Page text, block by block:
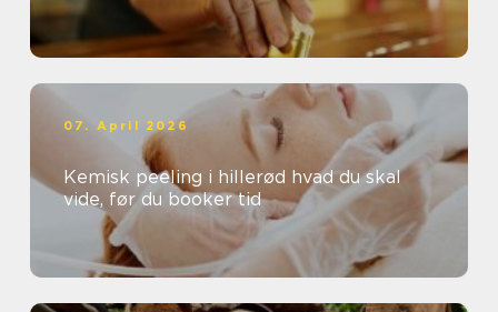
07. April 2026
Kemisk peeling i hillerød hvad du skal
vide, før du booker tid